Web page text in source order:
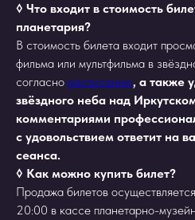
◊ Что входит в стоимость
планетария?
В стоимость билета входит
фильма или мультфильма в
согласно расписанию, а также
звёздного неба над
комментариями
с удовольствием ответит на
сеанса.
◊ Как можно купить билет?
Продажа билетов
20:00 в кассе планетарно-